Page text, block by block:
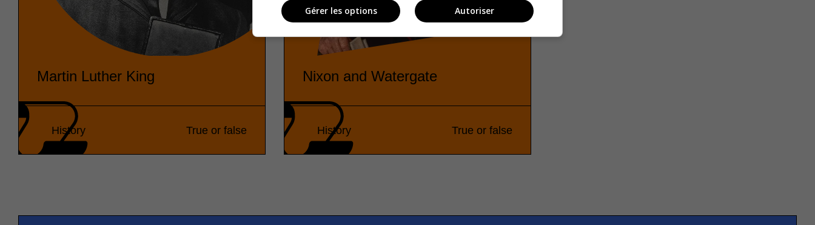
Martin Luther King
History True or false
Nixon and Watergate
History True or false
Autoriser
Gérer les options